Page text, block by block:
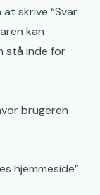
skrive “Svar
kan
stå inde for
brugeren
hjemmeside”